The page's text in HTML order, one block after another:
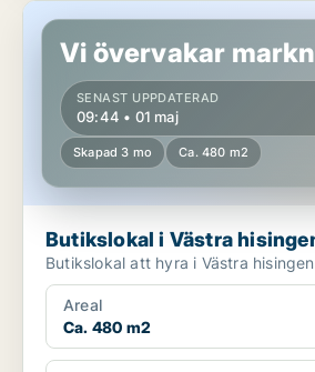
Butikslokal i Västra hisingen
Vi övervakar
SENAST UPPDATERAD
09:44 • 01 maj
Skapad 3 mo Ca. 480 m2
Butikslokal i Västra
Butikslokal att hyra i Västra hisingen
Areal
Ca. 480 m2